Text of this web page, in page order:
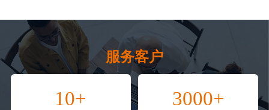
服务客户
10+ 3000+